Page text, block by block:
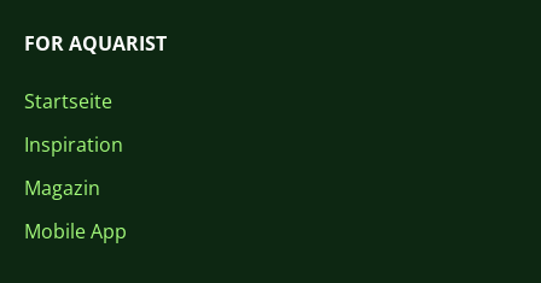
FOR AQUARIST
Startseite
Inspiration
Magazin
Mobile App